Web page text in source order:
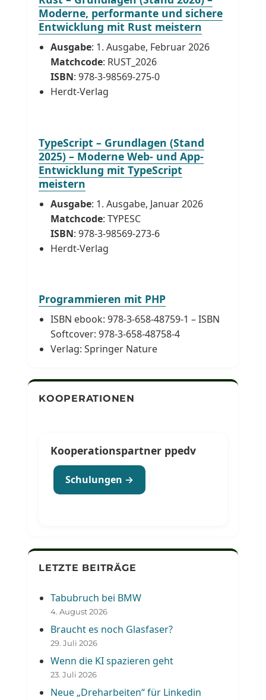
Moderne, performante und sichere
Entwicklung mit Rust meistern
Ausgabe: 1. Ausgabe, Februar 2026
Matchcode: RUST_2026
ISBN: 978-3-98569-275-0
Herdt-Verlag
TypeScript – Grundlagen (Stand
2025) – Moderne Web- und App-
Entwicklung mit TypeScript
meistern
Ausgabe: 1. Ausgabe, Januar 2026
Matchcode: TYPESC
ISBN: 978-3-98569-273-6
Herdt-Verlag
Programmieren mit PHP
ISBN ebook: 978-3-658-48759-1 – ISBN
Softcover: 978-3-658-48758-4
Verlag: Springer Nature
KOOPERATIONEN
Kooperationspartner ppedv
Schulungen →
LETZTE BEITRÄGE
Tabubruch bei BMW
4. August 2026
Braucht es noch Glasfaser?
29. Juli 2026
Wenn die KI spazieren geht
23. Juli 2026
Neue „Dreharbeiten“ für Linkedin